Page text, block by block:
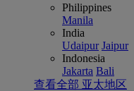
Philippines
Manila
India
Udaipur Jaipur
Indonesia
Jakarta Bali
查看全部 亚太地区